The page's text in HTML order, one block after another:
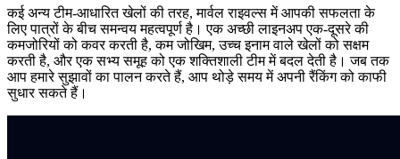
कई अन्य टीम-आधारित खेलों की तरह, मार्वल राइवल्स में आपकी सफलता के
लिए पात्रों के बीच समन्वय महत्वपूर्ण है। एक अच्छी लाइनअप एक-दूसरे की
कमजोरियों को कवर करती है, कम जोखिम, उच्च इनाम वाले खेलों को सक्षम
करती है, और एक सभ्य समूह को एक शक्तिशाली टीम में बदल देती है। जब तक
आप हमारे सुझावों का पालन करते हैं, आप थोड़े समय में अपनी रैंकिंग को काफी
सुधार सकते हैं।